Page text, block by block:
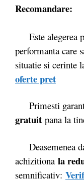
Recomandare:
Este alegerea
performanta care
situatie si cerinte
oferte pret
Primesti
gratuit pana la
Deasemenea
achizitiona la
semnificativ: